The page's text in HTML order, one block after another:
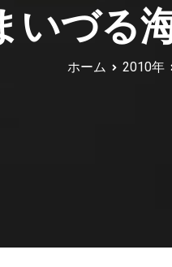
いづる
ホーム 2010年